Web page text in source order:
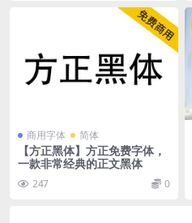
商用字体 简体
【方正黑体】方正免费字体，
一款非常经典的正文黑体
247 0